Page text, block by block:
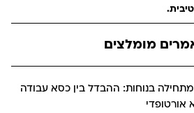
מומלצים
מתחילה בנוחות: ההבדל בין כסא עבודה
אורטופדי